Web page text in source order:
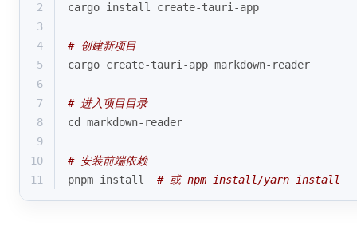
2
cargo install create-tauri-app
3
4
# 创建新项目
5
cargo create-tauri-app markdown-reader
6
7
# 进入项目目录
8
cd
markdown-reader
9
10
# 安装前端依赖
11
pnpm install # 或 npm install/yarn install